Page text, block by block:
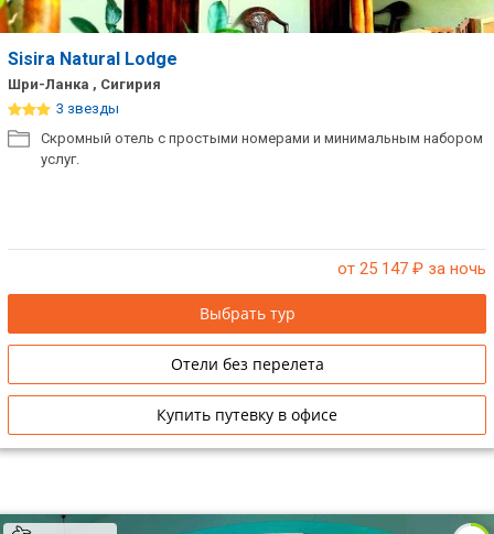
Sisira Natural Lodge
Шри-Ланка , Сигирия
3 звезды
Скромный отель с простыми номерами и минимальным набором
услуг.
от 25 147 ₽ за ночь
Выбрать тур
Отели без перелета
Купить путевку в офисе